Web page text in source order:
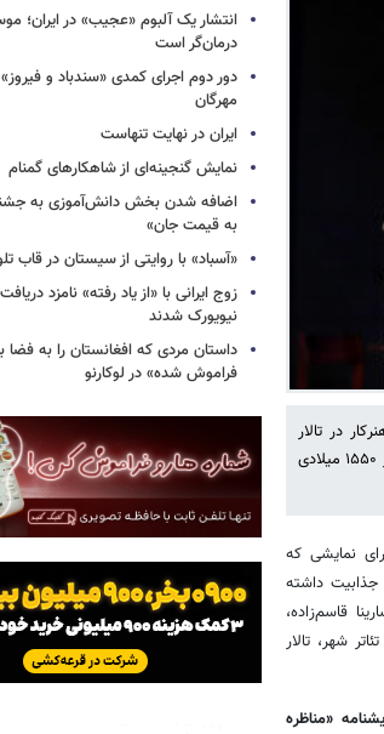
در تالار
قشقایی تئاتر شهر روی صحنه رفته است. این نمایش روایتی مستند از یک مناظره است؛ مناظره‌ای که در ۱۵۵۰ میلادی
نمایشی که
داشته
قاسم‌زاده،
هنرکار بازیگران این نمایش هستند. «مناظره وایادولید» هر شب ساعت ۲۰ در تئاتر شهر، تالار
«مناظره
انتشار یک آلبوم «عجیب» در ایران؛
درمان‌گر است
دور دوم اجرای کمدی «سندباد و
مهرگان
ایران در نهایت تنهاست
نمایش گنجینه‌ای از شاهکارهای گمنام
اضافه شدن بخش دانش‌آموزی به
به قیمت جان»
«آسباد» با روایتی از سیستان در قاب
زوج ایرانی با «از یاد رفته» نامزد
نیویورک شدند
داستان مردی که افغانستان را به فضا
فراموش شده» در لوکارنو